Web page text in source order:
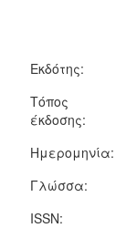
Εκδότης:
Τόπος
έκδοσης:
Ημερομηνία:
Γλώσσα:
ISSN: